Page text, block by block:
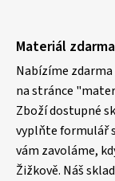
Materiál
Nabízíme
na stránce
Zboží dostupné
vyplňte formulář
vám zavoláme,
Žižkově. Náš